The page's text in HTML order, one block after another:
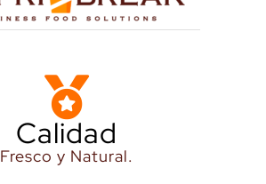
Calidad
Fresco y Natural.